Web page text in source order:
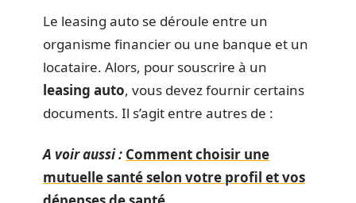
Le leasing auto se déroule entre un
organisme financier ou une banque et un
locataire. Alors, pour souscrire à un
leasing auto, vous devez fournir certains
documents. Il s’agit entre autres de :
A voir aussi : Comment choisir une
mutuelle santé selon votre profil et vos